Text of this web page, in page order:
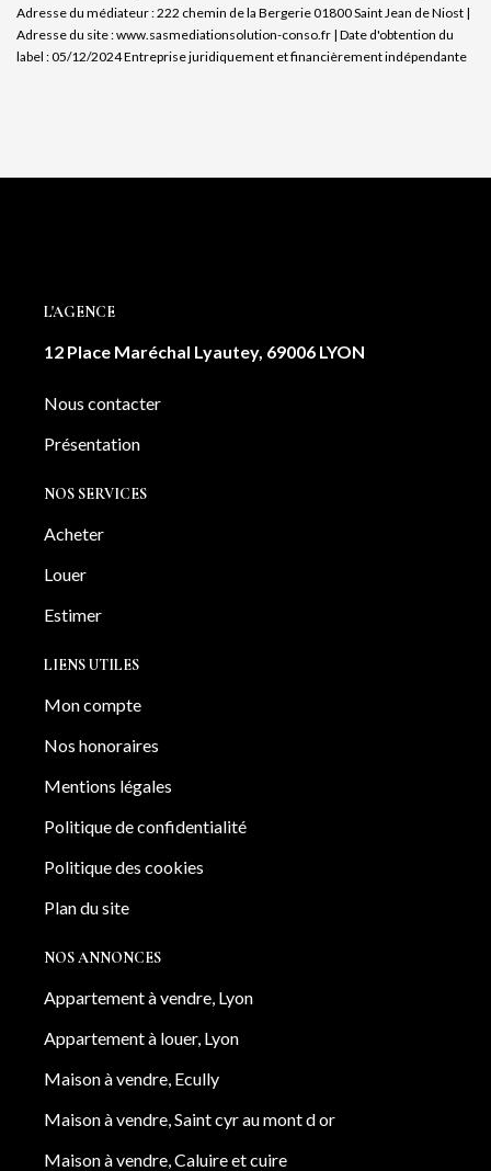
Adresse du médiateur : 222 chemin de la Bergerie 01800 Saint Jean de Niost |
Adresse du site :www.sasmediationsolution-conso.fr | Date d'obtention du
label : 05/12/2024Entreprise juridiquement et financièrement indépendante
L'AGENCE
12 Place Maréchal Lyautey, 69006 LYON
Nous contacter
Présentation
NOS SERVICES
Acheter
Louer
Estimer
LIENS UTILES
Mon compte
Nos honoraires
Mentions légales
Politique de confidentialité
Politique des cookies
Plan du site
NOS ANNONCES
Appartement à vendre, Lyon
Appartement à louer, Lyon
Maison à vendre, Ecully
Maison à vendre, Saint cyr au mont d or
Maison à vendre, Caluire et cuire